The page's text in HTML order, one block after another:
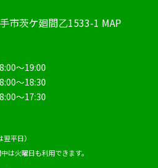
市茨ケ廻間乙1533-1 MAP
8:00～19:00
8:00～18:30
8:00～17:30
平日）
は火曜日も利用できます。